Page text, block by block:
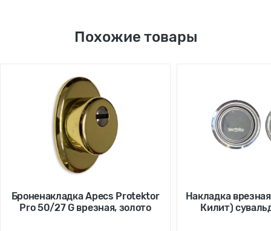
Похожие товары
Броненакладка Apecs Protektor
Pro 50/27 G врезная, золото
Накладка
Килит)